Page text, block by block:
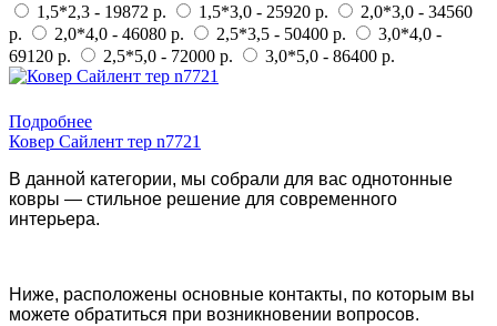
1,5*2,3 - 19872 р.
1,5*3,0 - 25920 р.
2,0*3,0 - 34560
р.
2,0*4,0 - 46080 р. 2,5*3,5 - 50400 р.
3,0*4,0 -
69120 р.
2,5*5,0 - 72000 р. 3,0*5,0 - 86400 р.
Подробнее
Ковер Сайлент тер n7721
В данной категории, мы собрали для вас однотонные
ковры — стильное решение для современного
интерьера.
Ниже, расположены основные контакты, по которым вы
можете обратиться при возникновении вопросов.